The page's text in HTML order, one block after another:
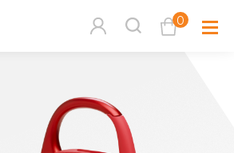
0
查看購物車